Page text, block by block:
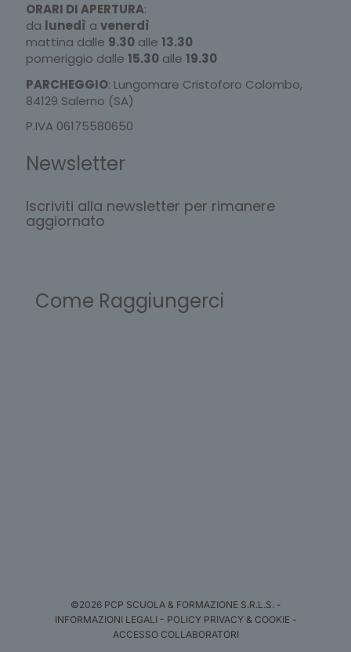
ORARI DI APERTURA:
da lunedì a venerdì
mattina dalle 9.30 alle 13.30
pomeriggio dalle 15.30 alle 19.30
PARCHEGGIO: Lungomare Cristoforo Colombo,
84129 Salerno (SA)
P.IVA 06175580650
Newsletter
Iscriviti alla newsletter per rimanere
aggiornato
Come Raggiungerci
©2026 PCP SCUOLA & FORMAZIONE S.R.L.S.-
INFORMAZIONI LEGALI - POLICY PRIVACY & COOKIE-
ACCESSO COLLABORATORI